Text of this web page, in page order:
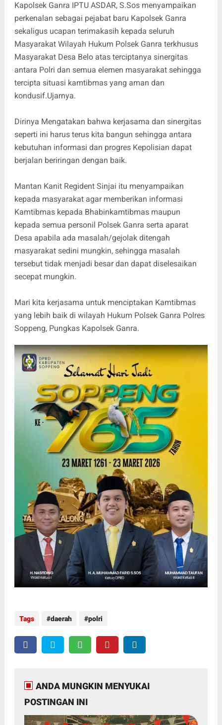
Kapolsek Ganra IPTU ASDAR, S.Sos menyampaikan
perkenalan sebagai pejabat baru Kapolsek Ganra
sekaligus ucapan terimakasih kepada seluruh
Masyarakat Wilayah Hukum Polsek Ganra terkhusus
Masyarakat Desa Belo atas terciptanya sinergitas
antara Polri dan semua elemen masyarakat sehingga
tercipta situasi kamtibmas yang aman dan
kondusif.Ujarnya.
Dirinya Mengatakan bahwa kerjasama dan sinergitas
seperti ini harus terus kita bangun sehingga antara
kebutuhan informasi dan progres Kepolisian dapat
berjalan beriringan dengan baik.
Mantan Kanit Regident Sinjai itu menyampaikan
kepada masyarakat agar memberikan informasi
Kamtibmas kepada Bhabinkamtibmas maupun
kepada semua personil Polsek Ganra serta aparat
Desa apabila ada masalah/gejolak ditengah
masyarakat sedini mungkin, sehingga masalah
tersebut tidak menjadi besar dan dapat diselesaikan
secepat mungkin.
Mari kita kerjasama untuk menciptakan Kamtibmas
yang lebih baik di wilayah Hukum Polsek Ganra Polres
Soppeng, Pungkas Kapolsek Ganra.
Tags daerah polri
ANDA MUNGKIN MENYUKAI
POSTINGAN INI